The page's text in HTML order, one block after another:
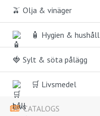
🫒 Olja & vinäger
🧴 Hygien & hushåll
🍓 Sylt & söta pålägg
🛒 Livsmedel
CATALOGS